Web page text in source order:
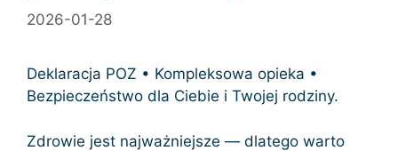
2026-01-28
Deklaracja POZ • Kompleksowa opieka •
Bezpieczeństwo dla Ciebie i Twojej rodziny.
Zdrowie jest najważniejsze — dlatego warto